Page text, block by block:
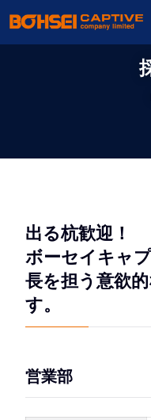
出る杭歓迎！
ボーセイキャ
長を担う意欲
す。
営業部